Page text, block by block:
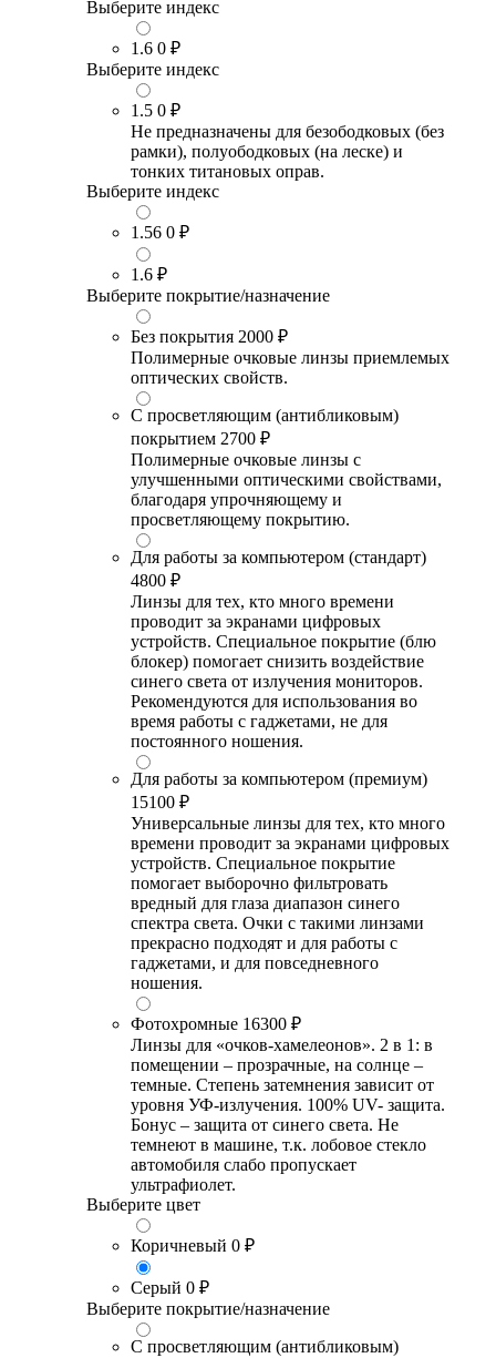
Выберите индекс
1.6 0 ₽
Выберите индекс
1.5 0 ₽
Не предназначены для безободковых (без
рамки), полуободковых (на леске) и
тонких титановых оправ.
Выберите индекс
1.56 0 ₽
1.6 ₽
Выберите покрытие/назначение
Без покрытия 2000 ₽
Полимерные очковые линзы приемлемых
оптических свойств.
С просветляющим (антибликовым)
покрытием 2700 ₽
Полимерные очковые линзы с
улучшенными оптическими свойствами,
благодаря упрочняющему и
просветляющему покрытию.
Для работы за компьютером (стандарт)
4800 ₽
Линзы для тех, кто много времени
проводит за экранами цифровых
устройств. Специальное покрытие (блю
блокер) помогает снизить воздействие
синего света от излучения мониторов.
Рекомендуются для использования во
время работы с гаджетами, не для
постоянного ношения.
Для работы за компьютером (премиум)
15100 ₽
Универсальные линзы для тех, кто много
времени проводит за экранами цифровых
устройств. Специальное покрытие
помогает выборочно фильтровать
вредный для глаза диапазон синего
спектра света. Очки с такими линзами
прекрасно подходят и для работы с
гаджетами, и для повседневного
ношения.
Фотохромные 16300 ₽
Линзы для «очков-хамелеонов». 2 в 1: в
помещении – прозрачные, на солнце –
темные. Степень затемнения зависит от
уровня УФ-излучения. 100% UV- защита.
Бонус – защита от синего света. Не
темнеют в машине, т.к. лобовое стекло
автомобиля слабо пропускает
ультрафиолет.
Выберите цвет
Коричневый 0 ₽
Серый 0 ₽
Выберите покрытие/назначение
С просветляющим (антибликовым)